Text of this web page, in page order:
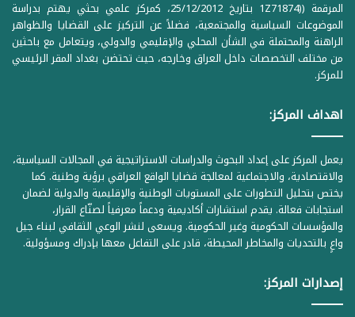
المرقمة ((1Z71874 بتاريخ 25/12/2012، كمركز علمي بحثي يهتم بدراسة
الموضوعات السياسية والمجتمعية، فضلاً عن التركيز على القضايا والظواهر
الراهنة والمحتملة في الشأن المحلي والإقليمي والدولي، ويتعامل مع باحثين
من مختلف التخصصات داخل العراق وخارجه، حيث تحتضن بغداد المقر الرئيسي
للمركز.
اهداف المركز:
يعمل المركز على إعداد البحوث والدراسات الاستراتيجية في المجالات السياسية،
والاقتصادية، والاجتماعية لمعالجة قضايا الواقع العراقي برؤية وطنية. كما
يختص بتحليل التطورات على المستويات الوطنية والإقليمية والدولية لضمان
استجابات فعالة. يقدم استشارات أكاديمية ودعماً معرفياً لصنّاع القرار،
والمؤسسات الحكومية وغير الحكومية. ويسعى لنشر الوعي الثقافي لبناء جيل
واعٍ بالتحديات والمخاطر المحيطة، قادر على التفاعل معها بإدراك ومسؤولية.
إصدارات المركز: